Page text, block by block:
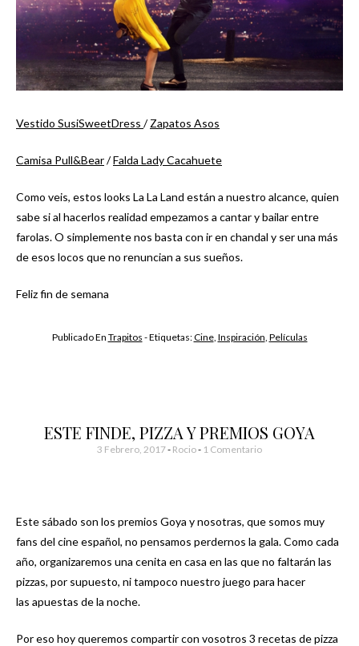
Vestido SusiSweetDress /Zapatos Asos
Camisa Pull&Bear/Falda Lady Cacahuete
Como veis, estos looks La La Land están a nuestro alcance, quien
sabe si al hacerlos realidad empezamos a cantar y bailar entre
farolas. O simplemente nos basta con ir en chandal y ser una más
de esos locos que no renuncian a sus sueños.
Feliz fin de semana
Publicado En Trapitos - Etiquetas:Cine, Inspiración, Películas
ESTE FINDE, PIZZA Y PREMIOS GOYA
3 Febrero, 2017- Rocio 1 Comentario
Este sábado son los premios Goya y nosotras, que somos muy
fans del cine español, no pensamos perdernos la gala. Como cada
año, organizaremos una cenita en casa en las que no faltarán las
pizzas, por supuesto, ni tampoco nuestro juego para hacer
las apuestas de la noche.
Por eso hoy queremos compartir con vosotros 3 recetas de pizza